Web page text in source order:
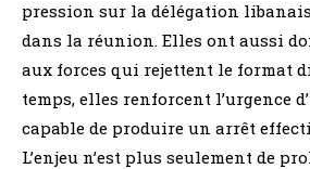
pression sur la délégation
dans la réunion. Elles ont aussi
aux forces qui rejettent le format
temps, elles renforcent l’urgence
capable de produire un arrêt
L’enjeu n’est plus seulement de